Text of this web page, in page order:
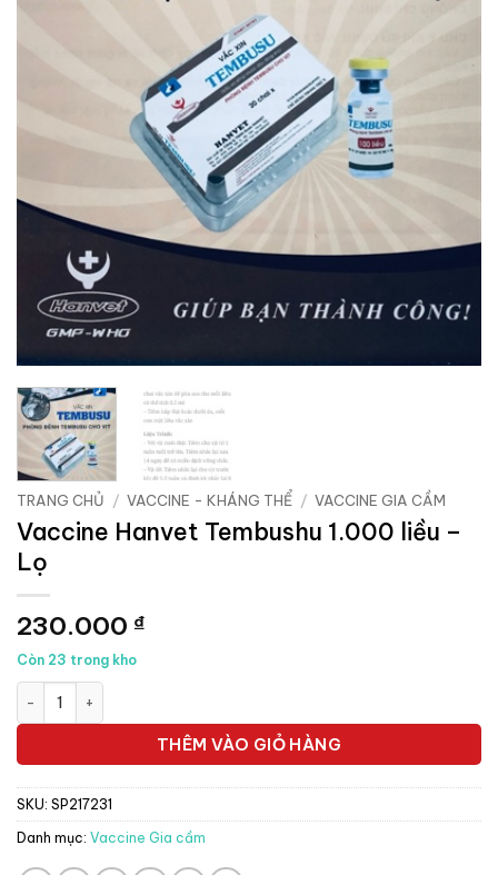
TRANG CHỦ / VACCINE - KHÁNG THỂ / VACCINE GIA CẦM
Vaccine Hanvet Tembushu 1.000 liều –
Lọ
230.000 ₫
Còn 23 trong kho
Vaccine Hanvet Tembushu 1.000 liều - Lọ số lượng
THÊM VÀO GIỎ HÀNG
SKU: SP217231
Danh mục: Vaccine Gia cầm